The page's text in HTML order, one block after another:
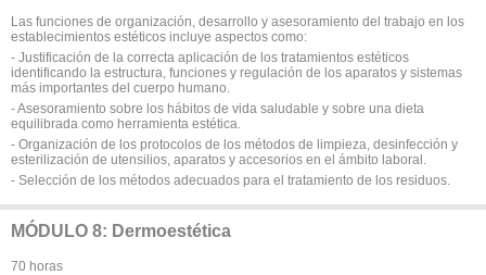
Las funciones de organización, desarrollo y asesoramiento del trabajo en los
establecimientos estéticos incluye aspectos como:
- Justificación de la correcta aplicación de los tratamientos estéticos
identificando la estructura, funciones y regulación de los aparatos y sistemas
más importantes del cuerpo humano.
- Asesoramiento sobre los hábitos de vida saludable y sobre una dieta
equilibrada como herramienta estética.
- Organización de los protocolos de los métodos de limpieza, desinfección y
esterilización de utensilios, aparatos y accesorios en el ámbito laboral.
- Selección de los métodos adecuados para el tratamiento de los residuos.
MÓDULO 8: Dermoestética
70 horas